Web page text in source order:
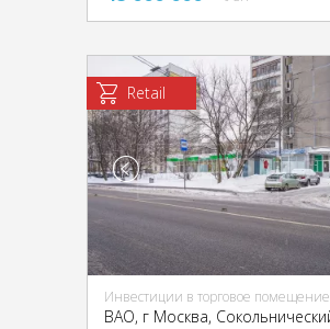
Retail
Инвестиции в торговое помещение